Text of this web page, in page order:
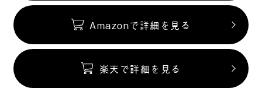
Amazonで詳細を見る
楽天で詳細を見る